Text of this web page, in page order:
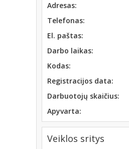
Adresas:
Telefonas:
El. paštas:
Darbo laikas:
Kodas:
Registracijos data:
Darbuotojų skaičius:
Apyvarta:
Veiklos sritys